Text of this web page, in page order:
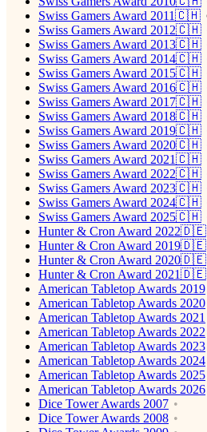
Swiss Gamers Award 2011🇨🇭
Swiss Gamers Award 2012🇨🇭
Swiss Gamers Award 2013🇨🇭
Swiss Gamers Award 2014🇨🇭
Swiss Gamers Award 2015🇨🇭
Swiss Gamers Award 2016🇨🇭
Swiss Gamers Award 2017🇨🇭
Swiss Gamers Award 2018🇨🇭
Swiss Gamers Award 2019🇨🇭
Swiss Gamers Award 2020🇨🇭
Swiss Gamers Award 2021🇨🇭
Swiss Gamers Award 2022🇨🇭
Swiss Gamers Award 2023🇨🇭
Swiss Gamers Award 2024🇨🇭
Swiss Gamers Award 2025🇨🇭
Hunter & Cron Award 2022🇩🇪
Hunter & Cron Award 2019🇩🇪
Hunter & Cron Award 2020🇩🇪
Hunter & Cron Award 2021🇩🇪
American Tabletop Awards 2019
American Tabletop Awards 2020
American Tabletop Awards 2021
American Tabletop Awards 2022
American Tabletop Awards 2023
American Tabletop Awards 2024
American Tabletop Awards 2025
American Tabletop Awards 2026
Dice Tower Awards 2007
Dice Tower Awards 2008